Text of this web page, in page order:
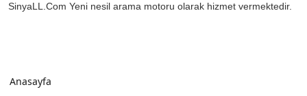
SinyaLL.Com Yeni nesil arama motoru olarak hizmet vermektedir.
Anasayfa